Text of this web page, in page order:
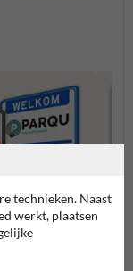
technieken. Naast
werkt, plaatsen